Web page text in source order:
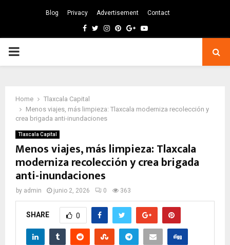
Blog Privacy Advertisement Contact
Facebook
TwitterInstagram
Pinterest
GoogleYoutube
PRIMARY
Home
Tlaxcala Capital
Menos viajes, más limpieza: Tlaxcala moderniza recolección y
crea brigada anti-inundaciones
Tlaxcala Capital
Menos viajes, más limpieza: Tlaxcala
moderniza recolección y crea brigada
anti-inundaciones
by admin junio 2, 2026 0 363
SHARE 0